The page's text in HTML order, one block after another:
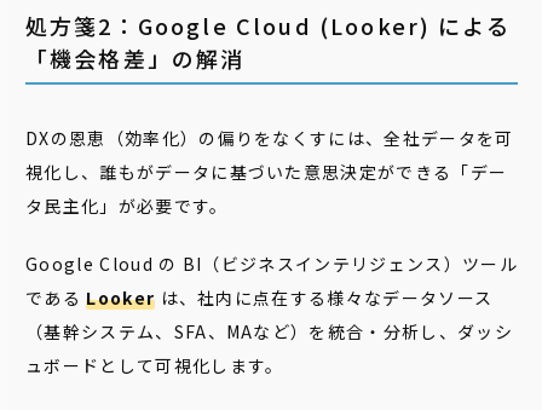
処方箋2：Google Cloud (Looker) による
「機会格差」の解消
DXの恩恵（効率化）の偏りをなくすには、全社データを可
視化し、誰もがデータに基づいた意思決定ができる「デー
タ民主化」が必要です。
Google Cloud の BI（ビジネスインテリジェンス）ツール
であるLooker は、社内に点在する様々なデータソース
（基幹システム、SFA、MAなど）を統合・分析し、ダッシ
ュボードとして可視化します。